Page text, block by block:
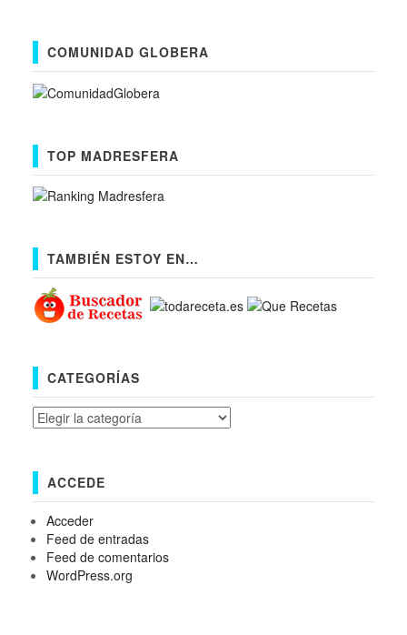
COMUNIDAD GLOBERA
TOP MADRESFERA
TAMBIÉN ESTOY EN…
CATEGORÍAS
Categorías
ACCEDE
Acceder
Feed de entradas
Feed de comentarios
WordPress.org